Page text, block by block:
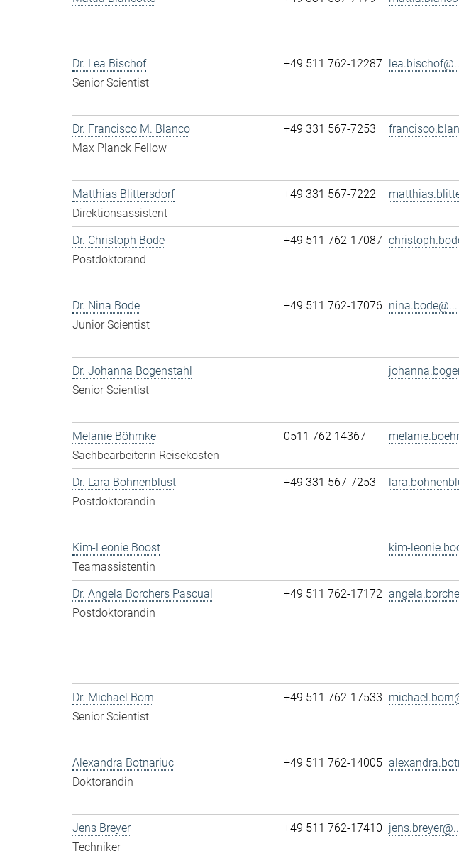
Dr. Lea Bischof
Senior Scientist
+49 511 762-12287
Dr. Francisco M. Blanco
Max Planck Fellow
+49 331 567-7253
Matthias Blittersdorf
Direktionsassistent
+49 331 567-7222
Dr. Christoph Bode
Postdoktorand
+49 511 762-17087
Dr. Nina Bode
Junior Scientist
+49 511 762-17076 nina.bode@...
Dr. Johanna Bogenstahl
Senior Scientist
Melanie Böhmke
Sachbearbeiterin Reisekosten
0511 762 14367
Dr. Lara Bohnenblust
Postdoktorandin
+49 331 567-7253
Kim-Leonie Boost
Teamassistentin
kim-
Dr. Angela Borchers Pascual
Postdoktorandin
+49 511 762-17172
Dr. Michael Born
Senior Scientist
+49 511 762-17533
Alexandra Botnariuc
Doktorandin
+49 511 762-14005
Jens Breyer
Techniker
+49 511 762-17410